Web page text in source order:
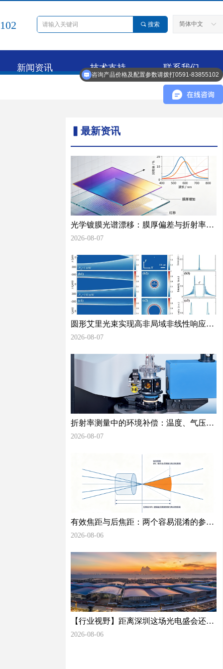
ꀅ
简体中文
新闻资讯 技术支持 联系我们
끠 搜索
▍最新资讯
光学镀膜光谱漂移：膜厚偏差与折射率不
均匀对光谱性能的量化影响
2026-08-07
圆形艾里光束实现高非局域非线性响应精
准测量光学非线性检测再添新方法
2026-08-07
折射率测量中的环境补偿：温度、气压和
湿度如何影响你的数据
2026-08-07
有效焦距与后焦距：两个容易混淆的参数
及其工程差异
2026-08-06
【行业视野】距离深圳这场光电盛会还有
35天，光学检测赛道正在酝酿什么变化？
2026-08-06
咨询产品价格及配置参数请拨打0591-83855102